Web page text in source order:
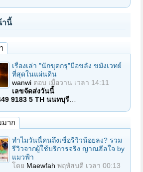
านี้
เรื่องเล่า "นักขุดกรุ"มือขลัง ขมังเวทย์
ที่สุดในแผ่นดิน
wanwi ตอบ เมื่อวาน เวลา 14:11
เลขจัดส่งวันนี้
9183 5 TH นนทบุรี
มาก
ทำไมวันนี้คนถึงเชื่อรีวิวน้อยลง? รวม
รีวิวจากผู้ใช้บริการจริง ญาณฮีลใจ by
แมวฟ้า
โดย Maewfah พฤหัสบดี เวลา 00:13